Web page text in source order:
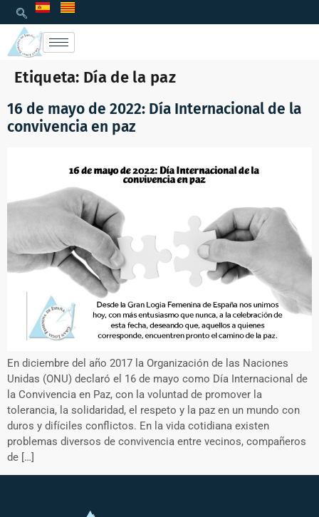
Etiqueta: Día de la paz
16 de mayo de 2022: Día Internacional de la
convivencia en paz
En diciembre del año 2017 la Organización de las Naciones
Unidas (ONU) declaró el 16 de mayo como Día Internacional de
la Convivencia en Paz, con la voluntad de promover la
tolerancia, la solidaridad, el respeto y la paz en un mundo con
duros y difíciles conflictos. En la vida cotidiana existen
problemas diversos de convivencia entre vecinos, compañeros
de […]